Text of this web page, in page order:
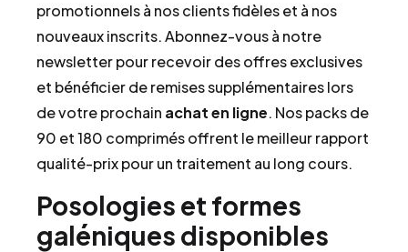
promotionnels à nos clients fidèles et à nos
nouveaux inscrits. Abonnez-vous à notre
newsletter pour recevoir des offres exclusives
et bénéficier de remises supplémentaires lors
de votre prochain achat en ligne. Nos packs de
90 et 180 comprimés offrent le meilleur rapport
qualité-prix pour un traitement au long cours.
Posologies et formes
galéniques disponibles